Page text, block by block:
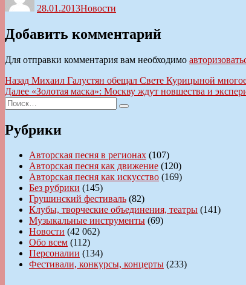
28.01.2013Новости
Добавить комментарий
Для отправки комментария вам необходимо
Навигация
по
записям
Назад Предыдущая
запись:
Михаил Галустян обещал Свете Курицыной
Далее Следующая
«Золотая маска»: Москву ждут новшества и
Искать:
Поиск
Рубрики
Авторская песня в регионах (107)
Авторская песня как движение (120)
Авторская песня как искусство (169)
Без рубрики (145)
Грушинский фестиваль (82)
Клубы, творческие объединения, театры (141)
Музыкальные инструменты (69)
Новости (42 062)
Обо всем (112)
Персоналии (134)
Фестивали, конкурсы, концерты (233)